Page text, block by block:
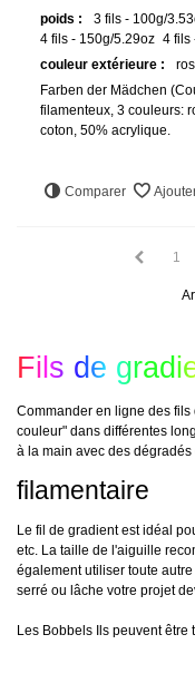
poids :
3 fils - 100g/
4 fils - 150g/5.29oz 4 fils
couleur extérieure :
Farben der Mädchen
filamenteux, 3 couleurs:
coton, 50% acrylique.
Comparer
1
Fils de
Commander en ligne des fils
couleur" dans différentes
à la main avec des
filamentaire
Le fil de gradient est idéal
etc. La taille de l'aiguille
également utiliser toute
serré ou lâche votre projet
Les Bobbels Ils peuvent être